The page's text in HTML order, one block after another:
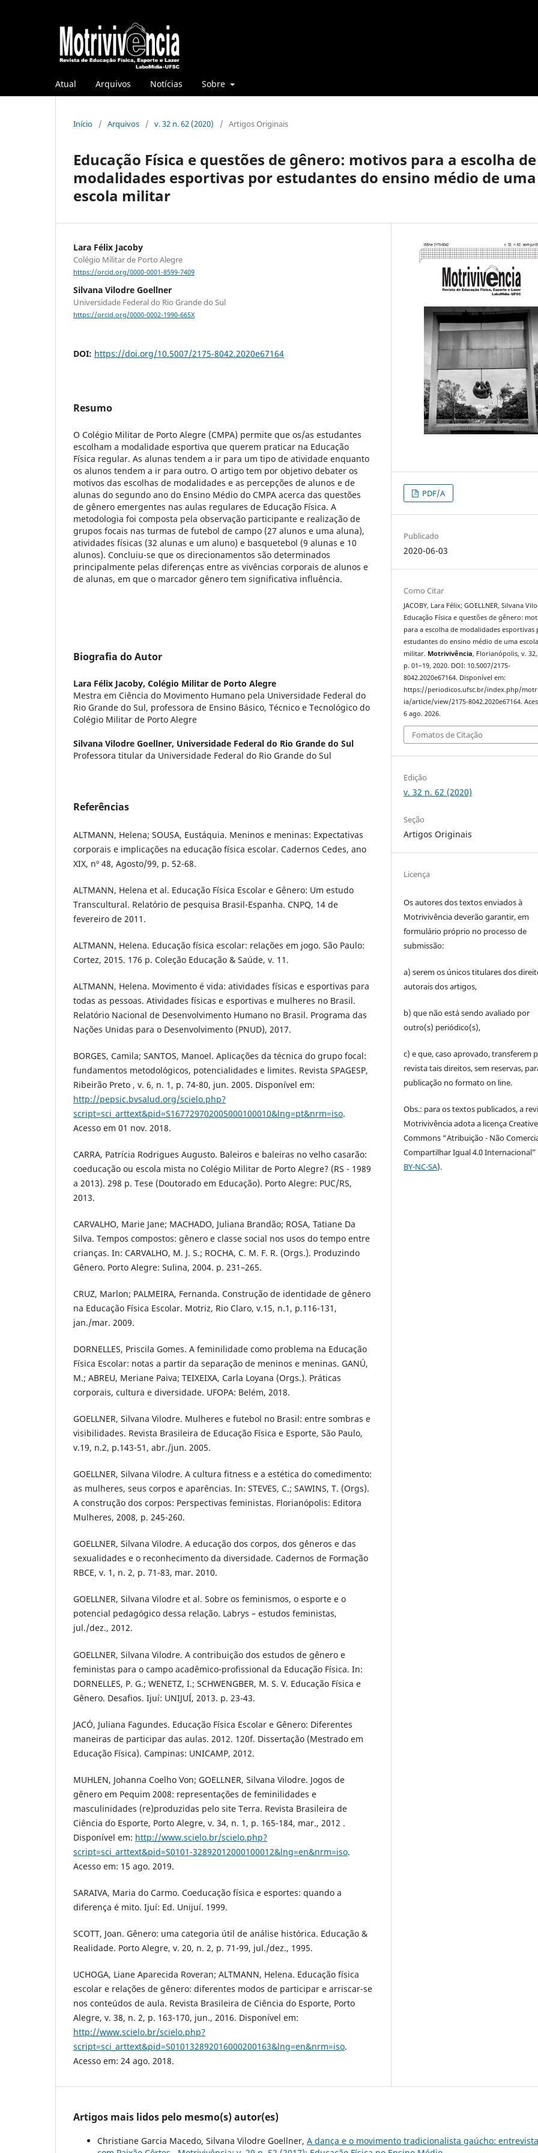
Atual Arquivos Notícias Sobre
Início / Arquivos / v. 32 n. 62 (2020) / Artigos Originais
Educação Física e questões de gênero: motivos para a escolha de
modalidades esportivas por estudantes do ensino médio de uma
escola militar
Lara Félix Jacoby
Colégio Militar de Porto Alegre
https://orcid.org/0000-0001-8599-7409
Silvana Vilodre Goellner
Universidade Federal do Rio Grande do Sul
https://orcid.org/0000-0002-1990-665X
DOI: https://doi.org/10.5007/2175-8042.2020e67164
Resumo
O Colégio Militar de Porto Alegre (CMPA) permite que os/as estudantes
escolham a modalidade esportiva que querem praticar na Educação
Física regular. As alunas tendem a ir para um tipo de atividade enquanto
os alunos tendem a ir para outro. O artigo tem por objetivo debater os
motivos das escolhas de modalidades e as percepções de alunos e de
alunas do segundo ano do Ensino Médio do CMPA acerca das questões
de gênero emergentes nas aulas regulares de Educação Física. A
metodologia foi composta pela observação participante e realização de
grupos focais nas turmas de futebol de campo (27 alunos e uma aluna),
atividades físicas (32 alunas e um aluno) e basquetebol (9 alunas e 10
alunos). Concluiu-se que os direcionamentos são determinados
principalmente pelas diferenças entre as vivências corporais de alunos e
de alunas, em que o marcador gênero tem significativa influência.
Biografia do Autor
Lara Félix Jacoby, Colégio Militar de Porto Alegre
Mestra em Ciência do Movimento Humano pela Universidade Federal do
Rio Grande do Sul, professora de Ensino Básico, Técnico e Tecnológico do
Colégio Militar de Porto Alegre
Silvana Vilodre Goellner, Universidade Federal do Rio Grande do Sul
Professora titular da Universidade Federal do Rio Grande do Sul
Referências
ALTMANN, Helena; SOUSA, Eustáquia. Meninos e meninas: Expectativas
corporais e implicações na educação física escolar. Cadernos Cedes, ano
XIX, nº 48, Agosto/99, p. 52-68.
ALTMANN, Helena et al. Educação Física Escolar e Gênero: Um estudo
Transcultural. Relatório de pesquisa Brasil-Espanha. CNPQ, 14 de
fevereiro de 2011.
ALTMANN, Helena. Educação física escolar: relações em jogo. São Paulo:
Cortez, 2015. 176 p. Coleção Educação & Saúde, v. 11.
ALTMANN, Helena. Movimento é vida: atividades físicas e esportivas para
todas as pessoas. Atividades físicas e esportivas e mulheres no Brasil.
Relatório Nacional de Desenvolvimento Humano no Brasil. Programa das
Nações Unidas para o Desenvolvimento (PNUD), 2017.
BORGES, Camila; SANTOS, Manoel. Aplicações da técnica do grupo focal:
fundamentos metodológicos, potencialidades e limites. Revista SPAGESP,
Ribeirão Preto , v. 6, n. 1, p. 74-80, jun. 2005. Disponível em:
http://pepsic.bvsalud.org/scielo.php?
script=sci_arttext&pid=S167729702005000100010&lng=pt&nrm=iso.
Acesso em 01 nov. 2018.
CARRA, Patrícia Rodrigues Augusto. Baleiros e baleiras no velho casarão:
coeducação ou escola mista no Colégio Militar de Porto Alegre? (RS - 1989
a 2013). 298 p. Tese (Doutorado em Educação). Porto Alegre: PUC/RS,
2013.
CARVALHO, Marie Jane; MACHADO, Juliana Brandão; ROSA, Tatiane Da
Silva. Tempos compostos: gênero e classe social nos usos do tempo entre
crianças. In: CARVALHO, M. J. S.; ROCHA, C. M. F. R. (Orgs.). Produzindo
Gênero. Porto Alegre: Sulina, 2004. p. 231–265.
CRUZ, Marlon; PALMEIRA, Fernanda. Construção de identidade de gênero
na Educação Física Escolar. Motriz, Rio Claro, v.15, n.1, p.116-131,
jan./mar. 2009.
DORNELLES, Priscila Gomes. A feminilidade como problema na Educação
Física Escolar: notas a partir da separação de meninos e meninas. GANÚ,
M.; ABREU, Meriane Paiva; TEIXEIXA, Carla Loyana (Orgs.). Práticas
corporais, cultura e diversidade. UFOPA: Belém, 2018.
GOELLNER, Silvana Vilodre. Mulheres e futebol no Brasil: entre sombras e
visibilidades. Revista Brasileira de Educação Física e Esporte, São Paulo,
v.19, n.2, p.143-51, abr./jun. 2005.
GOELLNER, Silvana Vilodre. A cultura fitness e a estética do comedimento:
as mulheres, seus corpos e aparências. In: STEVES, C.; SAWINS, T. (Orgs).
A construção dos corpos: Perspectivas feministas. Florianópolis: Editora
Mulheres, 2008, p. 245-260.
GOELLNER, Silvana Vilodre. A educação dos corpos, dos gêneros e das
sexualidades e o reconhecimento da diversidade. Cadernos de Formação
RBCE, v. 1, n. 2, p. 71-83, mar. 2010.
GOELLNER, Silvana Vilodre et al. Sobre os feminismos, o esporte e o
potencial pedagógico dessa relação. Labrys – estudos feministas,
jul./dez., 2012.
GOELLNER, Silvana Vilodre. A contribuição dos estudos de gênero e
feministas para o campo acadêmico-profissional da Educação Física. In:
DORNELLES, P. G.; WENETZ, I.; SCHWENGBER, M. S. V. Educação Física e
Gênero. Desafios. Ijuí: UNIJUÍ, 2013. p. 23-43.
JACÓ, Juliana Fagundes. Educação Física Escolar e Gênero: Diferentes
maneiras de participar das aulas. 2012. 120f. Dissertação (Mestrado em
Educação Física). Campinas: UNICAMP, 2012.
MUHLEN, Johanna Coelho Von; GOELLNER, Silvana Vilodre. Jogos de
gênero em Pequim 2008: representações de feminilidades e
masculinidades (re)produzidas pelo site Terra. Revista Brasileira de
Ciência do Esporte, Porto Alegre, v. 34, n. 1, p. 165-184, mar., 2012 .
Disponível em: http://www.scielo.br/scielo.php?
script=sci_arttext&pid=S0101-32892012000100012&lng=en&nrm=iso.
Acesso em: 15 ago. 2019.
SARAIVA, Maria do Carmo. Coeducação física e esportes: quando a
diferença é mito. Ijuí: Ed. Unijuí. 1999.
SCOTT, Joan. Gênero: uma categoria útil de análise histórica. Educação &
Realidade. Porto Alegre, v. 20, n. 2, p. 71-99, jul./dez., 1995.
UCHOGA, Liane Aparecida Roveran; ALTMANN, Helena. Educação física
escolar e relações de gênero: diferentes modos de participar e arriscar-se
nos conteúdos de aula. Revista Brasileira de Ciência do Esporte, Porto
Alegre, v. 38, n. 2, p. 163-170, jun., 2016. Disponível em:
http://www.scielo.br/scielo.php?
script=sci_arttext&pid=S010132892016000200163&lng=en&nrm=iso.
Acesso em: 24 ago. 2018.
PDF/A
Publicado
2020-06-03
Como Citar
JACOBY, Lara Félix; GOELLNER, Silvana
Educação Física e questões de gênero:
para a escolha de modalidades esportivas
estudantes do ensino médio de uma escola
militar. Motrivivência, Florianópolis, v. 32,
p. 01–19, 2020. DOI: 10.5007/2175-
8042.2020e67164. Disponível em:
https://periodicos.ufsc.br/index.php/
ia/article/view/2175-8042.2020e67164.
6 ago. 2026.
Fomatos de Citação
Edição
v. 32 n. 62 (2020)
Seção
Artigos Originais
Licença
Os autores dos textos enviados à
Motrivivência deverão garantir, em
formulário próprio no processo de
submissão:
a) serem os únicos titulares dos
autorais dos artigos,
b) que não está sendo avaliado por
outro(s) periódico(s),
c) e que, caso aprovado, transferem
revista tais direitos, sem reservas,
publicação no formato on line.
Obs.: para os textos publicados, a
Motrivivência adota a licença Creative
Commons “Atribuição - Não
Compartilhar Igual 4.0 Internacional”
BY-NC-SA).
Artigos mais lidos pelo mesmo(s) autor(es)
Christiane Garcia Macedo, Silvana Vilodre Goellner, A dança e o movimento tradicionalista gaúcho: entrevista